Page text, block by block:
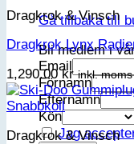
Gå tillbaka till
Bli medlem i
Email
Förnamn
Efternamn
Kön
Jag
Dragkrok & Vinsch
Dragkrok Lynx
1,290.00kr inkl. moms
Snabbkoll
Dragkrok & Vinsch